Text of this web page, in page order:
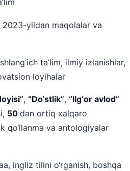
2023-yildan maqolalar va
ta’lim, ilmiy izlanishlar,
loyihalar
, “Do‘stlik”, “Ilg‘or avlod”
50 dan ortiq xalqaro
qo‘llanma va antologiyalar
ingliz tilini o‘rganish, boshqa